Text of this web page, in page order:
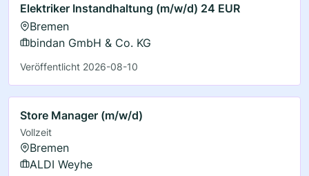
Elektriker Instandhaltung (m/w/d) 24 EUR
Bremen
bindan GmbH & Co. KG
Veröffentlicht 2026-08-10
Store Manager (m/w/d)
Vollzeit
Bremen
ALDI Weyhe